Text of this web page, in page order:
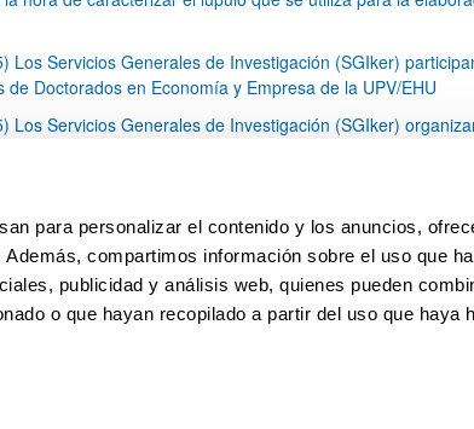
para personalizar el contenido y los anuncios,
compartimos información sobre el uso que
publicidad y análisis web, quienes pueden
o que hayan recopilado a partir del uso que haya
Los Servicios Generales de Investigación (SGIker)
de Doctorados en Economía y Empresa de la UPV/EHU
Los Servicios Generales de Investigación (SGIker)
química de dos variedades de lúpulo silvestre
Página
1 Página
2 Página
3 ...
Páginas intermedias Use TAB
Página
79